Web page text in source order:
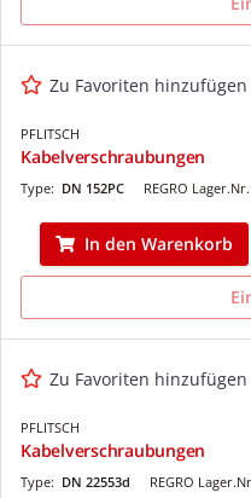
Zu Favoriten hinzufügen
PFLITSCH
Kabelverschraubungen
REGRO Lager.Nr.:
Type: DN 152PC
In den Warenkorb
Zu Favoriten hinzufügen
PFLITSCH
Kabelverschraubungen
REGRO
Type: DN 22553d